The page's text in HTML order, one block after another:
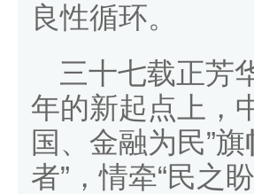
良性循环。
三十七载正芳
年的新起点上，
国、金融为民”
者”，情牵“民之